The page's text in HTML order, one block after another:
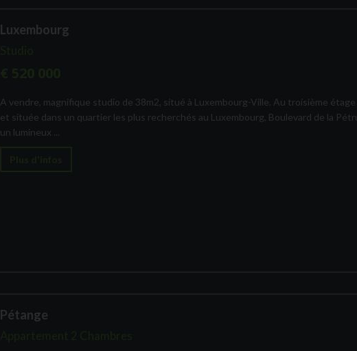
Luxembourg
A vendre, magnifique studio de 38m2, situé à Luxembourg-Ville. Au troisième
et située dans un quartier les plus recherchés au Luxembourg, Boulevard de la
un lumineux ...
Pétange